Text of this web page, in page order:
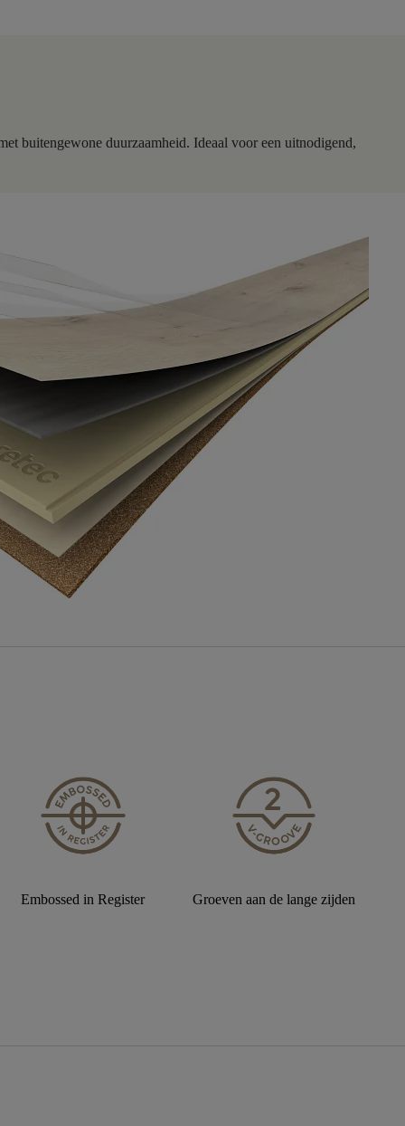
buitengewone duurzaamheid. Ideaal voor een uitnodigend,
Embossed in Register Groeven aan de lange zijden